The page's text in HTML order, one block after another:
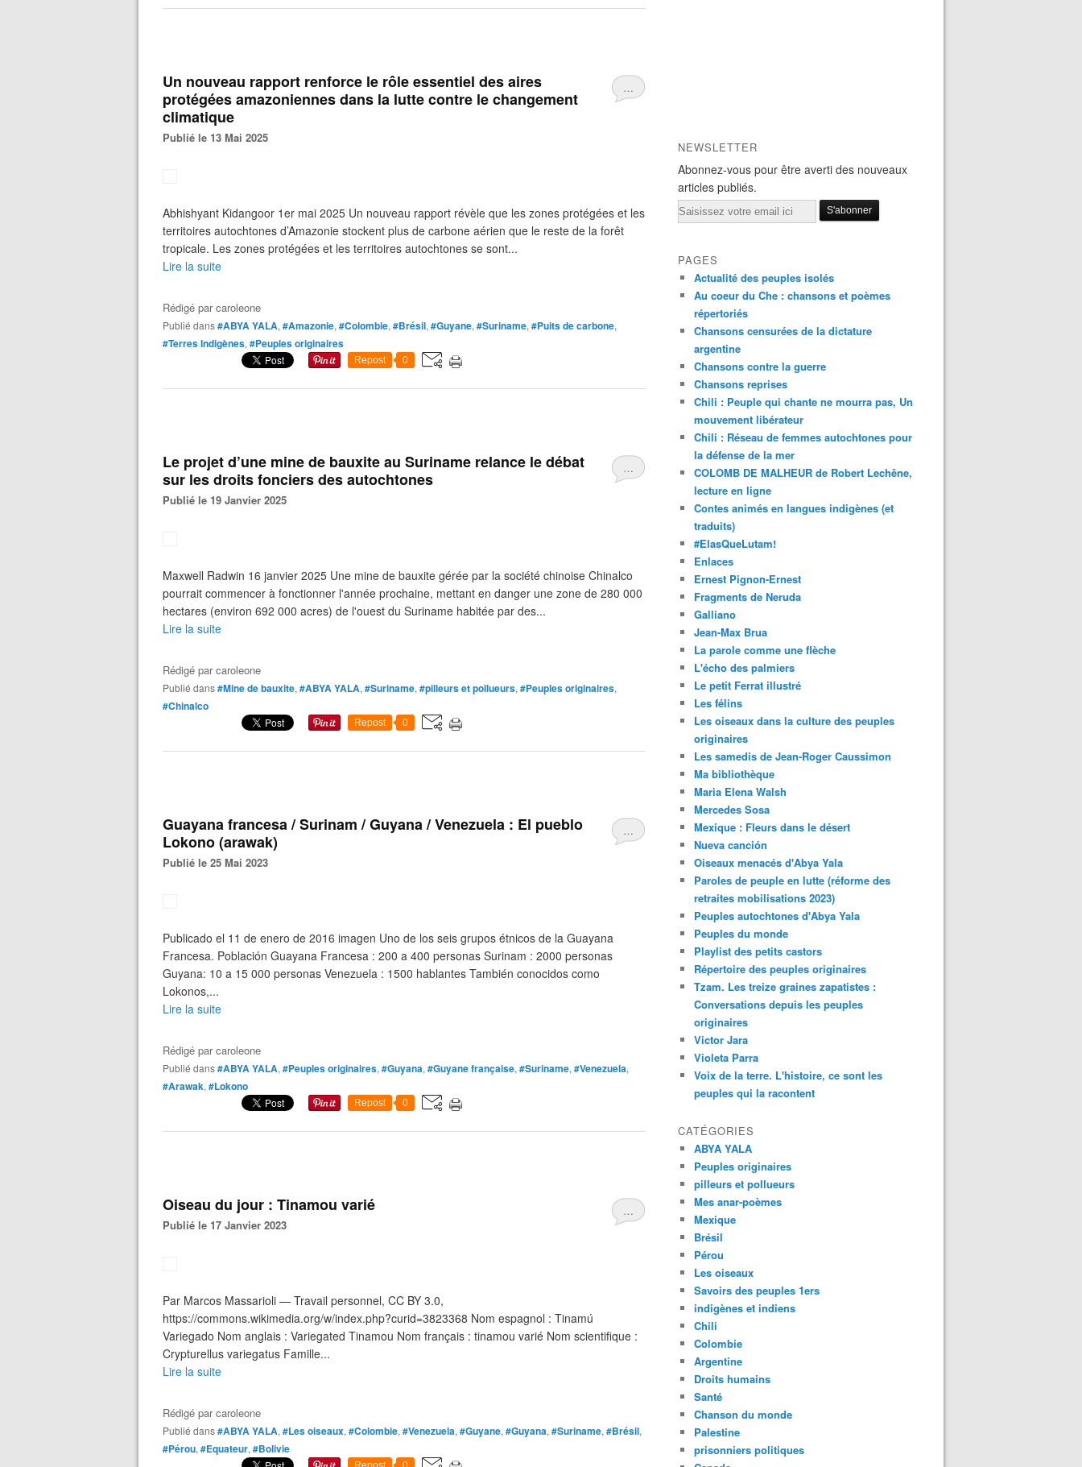
…
Un nouveau rapport renforce le rôle essentiel des aires
protégées amazoniennes dans la lutte contre le changement
climatique
Publié le 13 Mai 2025
Abhishyant Kidangoor 1er mai 2025 Un nouveau rapport révèle que les zones protégées et les
territoires autochtones d’Amazonie stockent plus de carbone aérien que le reste de la forêt
tropicale. Les zones protégées et les territoires autochtones se sont...
Lire la suite
Rédigé parcaroleone
Publié dans#ABYA YALA, #Amazonie, #Colombie, #Brésil, #Guyane, #Suriname, #Puits de carbone,
#Terres Indigènes, #Peuples originaires
Repost 0
…
Le projet d’une mine de bauxite au Suriname relance le débat
sur les droits fonciers des autochtones
Publié le 19 Janvier 2025
Maxwell Radwin 16 janvier 2025 Une mine de bauxite gérée par la société chinoise Chinalco
pourrait commencer à fonctionner l'année prochaine, mettant en danger une zone de 280 000
hectares (environ 692 000 acres) de l'ouest du Suriname habitée par des...
Lire la suite
Rédigé parcaroleone
Publié dans#Mine de bauxite, #ABYA YALA, #Suriname, #pilleurs et pollueurs, #Peuples originaires,
#Chinalco
Repost 0
…
Guayana francesa / Surinam / Guyana / Venezuela : El pueblo
Lokono (arawak)
Publié le 25 Mai 2023
Publicado el 11 de enero de 2016 imagen Uno de los seis grupos étnicos de la Guayana
Francesa. Población Guayana Francesa : 200 a 400 personas Surinam : 2000 personas
Guyana: 10 a 15 000 personas Venezuela : 1500 hablantes También conocidos como
Lokonos,...
Lire la suite
Rédigé parcaroleone
Publié dans#ABYA YALA, #Peuples originaires, #Guyana, #Guyane française, #Suriname, #Venezuela,
#Arawak, #Lokono
Repost 0
…
Oiseau du jour : Tinamou varié
Publié le 17 Janvier 2023
Par Marcos Massarioli — Travail personnel, CC BY 3.0,
https://commons.wikimedia.org/w/index.php?curid=3823368 Nom espagnol : Tinamú
Variegado Nom anglais : Variegated Tinamou Nom français : tinamou varié Nom scientifique :
Crypturellus variegatus Famille...
Lire la suite
Rédigé parcaroleone
Publié dans#ABYA YALA, #Les oiseaux, #Colombie, #Venezuela, #Guyane, #Guyana, #Suriname, #Brésil,
#Pérou, #Equateur, #Bolivie
NEWSLETTER
Abonnez-vous pour être averti des nouveaux
articles publiés.
Email
PAGES
Actualité des peuples isolés
Au coeur du Che : chansons et poèmes
répertoriés
Chansons censurées de la dictature
argentine
Chansons contre la guerre
Chansons reprises
Chili : Peuple qui chante ne mourra pas, Un
mouvement libérateur
Chili : Réseau de femmes autochtones pour
la défense de la mer
COLOMB DE MALHEUR de Robert Lechêne,
lecture en ligne
Contes animés en langues indigènes (et
traduits)
#ElasQueLutam!
Enlaces
Ernest Pignon-Ernest
Fragments de Neruda
Galliano
Jean-Max Brua
La parole comme une flèche
L'écho des palmiers
Le petit Ferrat illustré
Les félins
Les oiseaux dans la culture des peuples
originaires
Les samedis de Jean-Roger Caussimon
Ma bibliothèque
Maria Elena Walsh
Mercedes Sosa
Mexique : Fleurs dans le désert
Nueva canción
Oiseaux menacés d'Abya Yala
Paroles de peuple en lutte (réforme des
retraites mobilisations 2023)
Peuples autochtones d'Abya Yala
Peuples du monde
Playlist des petits castors
Répertoire des peuples originaires
Tzam. Les treize graines zapatistes :
Conversations depuis les peuples
originaires
Victor Jara
Violeta Parra
Voix de la terre. L'histoire, ce sont les
peuples qui la racontent
CATÉGORIES
ABYA YALA
Peuples originaires
pilleurs et pollueurs
Mes anar-poèmes
Mexique
Brésil
Pérou
Les oiseaux
Savoirs des peuples 1ers
indigènes et indiens
Chili
Colombie
Argentine
Droits humains
Santé
Chanson du monde
Palestine
prisonniers politiques